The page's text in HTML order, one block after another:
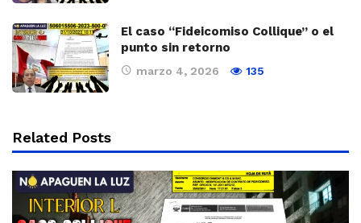
El caso “Fideicomiso Collique” o el
punto sin retorno
marzo 4, 2026 135
Related Posts